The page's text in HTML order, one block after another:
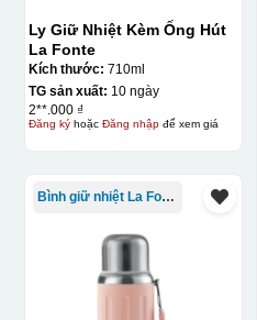
Nhược điểm
Ly Giữ Nhiệt Kèm Ống Hút
La Fonte
Kích thước: 710ml
TG sản xuất: 10 ngày
2**.000 ₫
Đăng kýhoặc Đăng nhậpđể xem giá
Bình giữ nhiệt La Fonte